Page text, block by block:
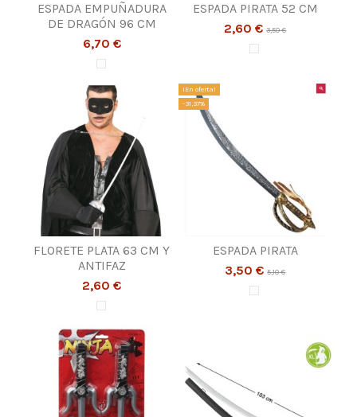
ESPADA EMPUÑADURA
DE DRAGÓN 96 CM
6,70 €
ESPADA PIRATA 52 CM
2,60 €3,50 €
FLORETE PLATA 63 CM Y
ANTIFAZ
2,60 €
¡En oferta!
-31,37%
ESPADA PIRATA
3,50 €5,10 €